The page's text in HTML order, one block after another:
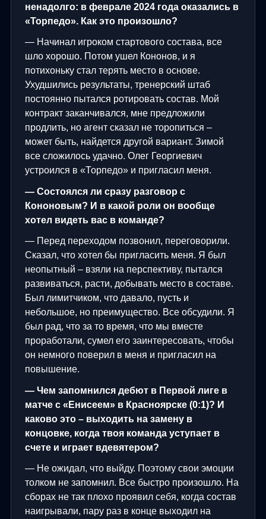
ненадолго: в феврале 2024 года оказались в
«Торпедо». Как это произошло?
— Начинал игроком стартового состава, все
шло хорошо. Потом ушел Кононов, и я
потихоньку стал терять место в основе.
Ухудшились результаты, тренерский штаб
постоянно пытался ротировать состав. Мой
контракт заканчивался, мне предложили
продлить, но агент сказал не торопиться –
может быть, найдется другой вариант. Зимой
все сложилось удачно. Олег Георгиевич
устроился в «Торпедо» и пригласил меня.
— Состоялся ли сразу разговор с
Кононовым? И в какой роли он вообще
хотел видеть вас в команде?
— Перед переходом позвонил, переговорили.
Сказал, что хотел бы пригласить меня. Я был
неопытный – взяли на перспективу, пытался
развиваться, расти, добывать место в составе.
Был лимитчиком, что давало, пусть и
небольшое, но преимущество. Все обсудили. Я
был рад, что за то время, что мы вместе
проработали, сумел его заинтересовать, чтобы
он немного поверил в меня и пригласил на
повышение.
— Чем запомнился дебют в Первой лиге в
матче с «Енисеем» в Красноярске (0:1)? И
каково это – выходить на замену в
концовке, когда твоя команда уступает в
счете и играет вдевятером?
— Не ожидал, что выйду. Поэтому свои эмоции
толком не запомнил. Все быстро произошло. На
сборах не так плохо проявил себя, когда состав
наигрывали, пару раз в конце выходил на